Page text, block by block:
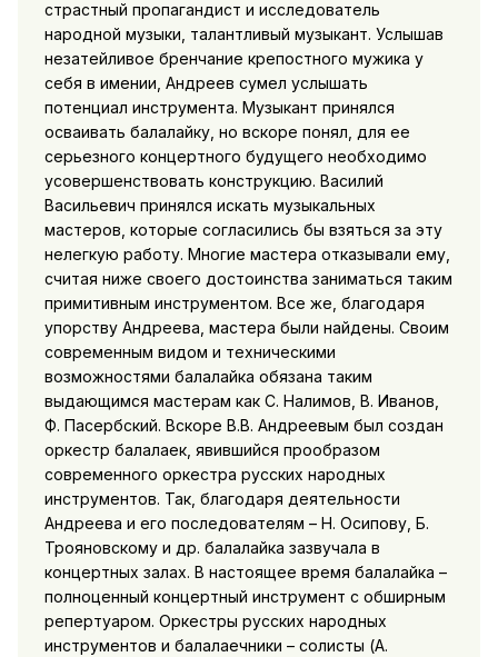
страстный пропагандист и исследователь
народной музыки, талантливый музыкант. Услышав
незатейливое бренчание крепостного мужика у
себя в имении, Андреев сумел услышать
потенциал инструмента. Музыкант принялся
осваивать балалайку, но вскоре понял, для ее
серьезного концертного будущего необходимо
усовершенствовать конструкцию. Василий
Васильевич принялся искать музыкальных
мастеров, которые согласились бы взяться за эту
нелегкую работу. Многие мастера отказывали ему,
считая ниже своего достоинства заниматься таким
примитивным инструментом. Все же, благодаря
упорству Андреева, мастера были найдены. Своим
современным видом и техническими
возможностями балалайка обязана таким
выдающимся мастерам как С. Налимов, В. Иванов,
Ф. Пасербский. Вскоре В.В. Андреевым был создан
оркестр балалаек, явившийся прообразом
современного оркестра русских народных
инструментов. Так, благодаря деятельности
Андреева и его последователям – Н. Осипову, Б.
Трояновскому и др. балалайка зазвучала в
концертных залах. В настоящее время балалайка –
полноценный концертный инструмент с обширным
репертуаром. Оркестры русских народных
инструментов и балалаечники – солисты (А.